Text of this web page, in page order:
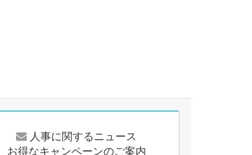
人事に関するニュース
お得なキャンペーンのご案内